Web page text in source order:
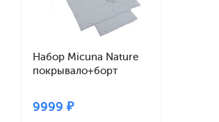
Набор Micuna Nature
покрывало+борт
9999 ₽